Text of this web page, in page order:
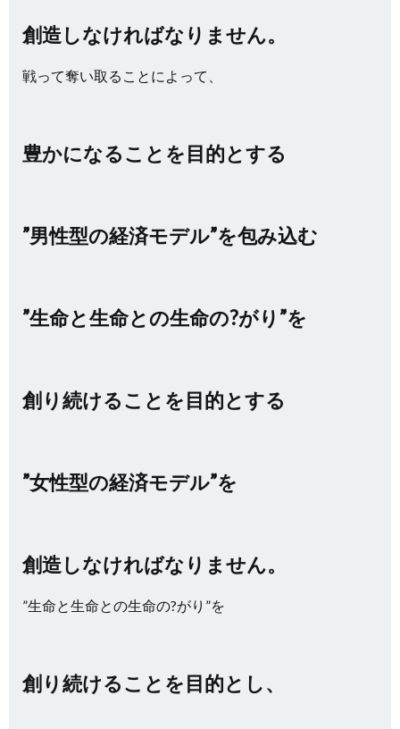
創造しなければなりません。
戦って奪い取ることによって、
豊かになることを目的とする
”男性型の経済モデル”を包み込む
”生命と生命との生命の?がり”を
創り続けることを目的とする
”女性型の経済モデル”を
創造しなければなりません。
”生命と生命との生命の?がり”を
創り続けることを目的とし、